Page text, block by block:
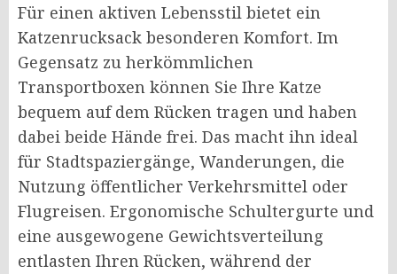
Für einen aktiven Lebensstil bietet ein
Katzenrucksack besonderen Komfort. Im
Gegensatz zu herkömmlichen
Transportboxen können Sie Ihre Katze
bequem auf dem Rücken tragen und haben
dabei beide Hände frei. Das macht ihn ideal
für Stadtspaziergänge, Wanderungen, die
Nutzung öffentlicher Verkehrsmittel oder
Flugreisen. Ergonomische Schultergurte und
eine ausgewogene Gewichtsverteilung
entlasten Ihren Rücken, während der